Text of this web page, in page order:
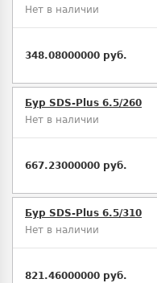
Нет в наличии
348.08000000 руб.
Бур SDS-Plus 6.5/260
Нет в наличии
667.23000000 руб.
Бур SDS-Plus 6.5/310
Нет в наличии
821.46000000 руб.